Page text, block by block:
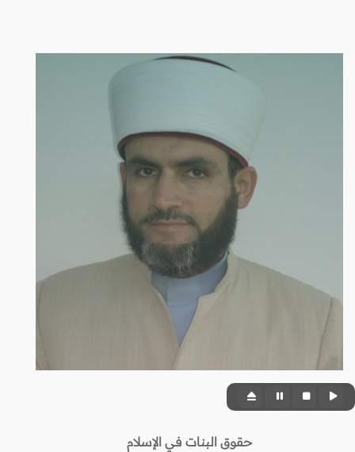
حقوق البنات في الإسلام